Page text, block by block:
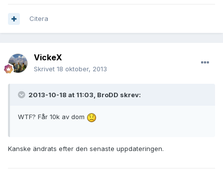
Citera
VickeX
Skrivet 18 oktober, 2013
2013-10-18 at 11:03, BroDD skrev:
WTF? Får 10k av dom
Kanske ändrats efter den senaste uppdateringen.